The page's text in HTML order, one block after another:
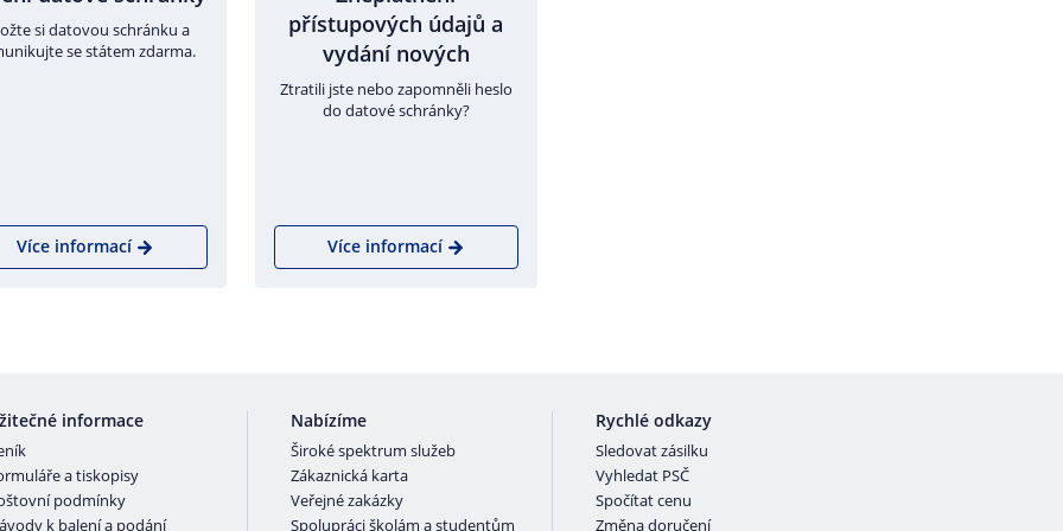
si datovou schránku a
se státem zdarma.
Více informací
přístupových údajů a
vydání nových
Ztratili jste nebo zapomněli heslo
do datové schránky?
Více informací
informace
a tiskopisy
podmínky
k balení a podání
Nabízíme
Široké spektrum služeb
Zákaznická karta
Veřejné zakázky
Spolupráci školám a studentům
Rychlé odkazy
Sledovat zásilku
Vyhledat PSČ
Spočítat cenu
Změna doručení